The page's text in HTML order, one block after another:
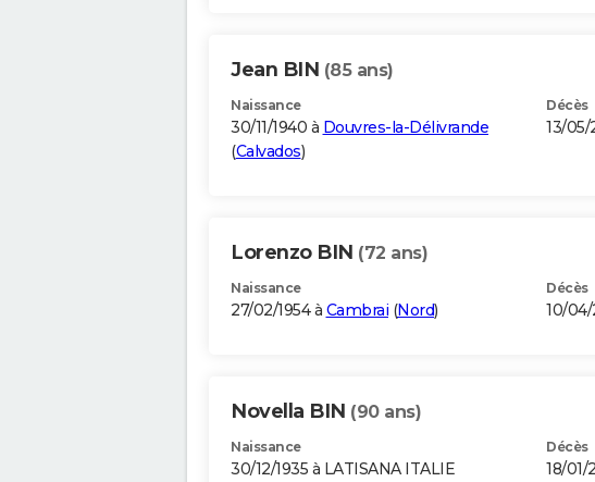
Jean BIN (85 ans)
Naissance
30/11/1940 à Douvres-la-Délivrande
(Calvados)
Décès
13/05/
Lorenzo BIN (72 ans)
Naissance
27/02/1954 à Cambrai (Nord)
Décès
10/
Novella BIN (90 ans)
Naissance
30/12/1935 à LATISANA ITALIE
Décès
18/01/